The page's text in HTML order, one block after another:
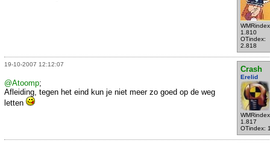
1.810
OTindex:
2.818
19-10-2007 12:12:07
Crash
Erelid
1.817
OTindex:
@Atoomp;
Afleiding, tegen het eind kun je niet meer zo goed op de weg
letten